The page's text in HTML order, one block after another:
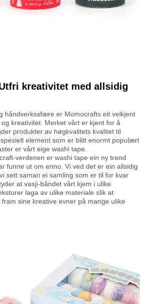
kreativitet med allsidig
håndverkssfære er Momocrafts eit velkjent
kreativitet. Merket vårt er kjent for å
produkter av høgkvalitets kvalitet til
element som er blitt enormt populært
er vårt eige washi tape.
verdenen er washi tape ein ny trend
funne ut om enno. Vi ved det er ein allsidig
sett saman ei samling som er til for kvar
at vasji-båndet vårt kjem i ulike
laga av ulike materiale slik at
sine kreative evner på mange ulike